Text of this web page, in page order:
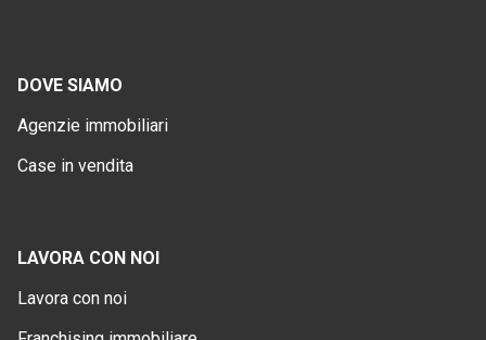
DOVE SIAMO
Agenzie immobiliari
Case in vendita
LAVORA CON NOI
Lavora con noi